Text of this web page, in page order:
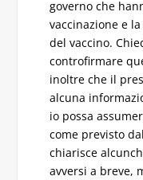
governo che
vaccinazione e
del vaccino.
controfirmare
inoltre che il
alcuna
io possa
come previsto
chiarisce
avversi a breve,